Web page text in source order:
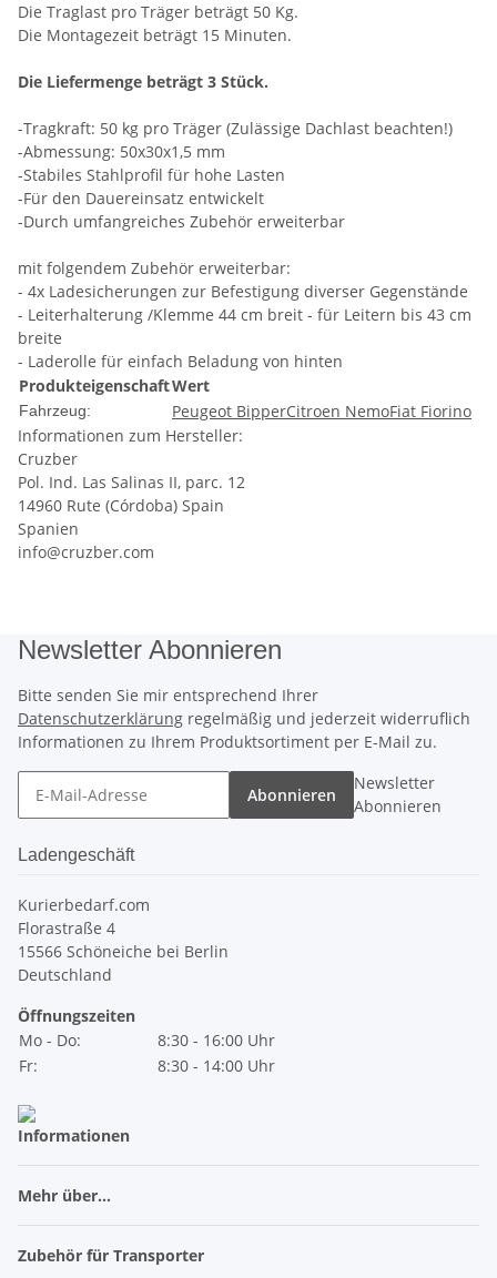
Die Traglast pro Träger beträgt 50 Kg.
Die Montagezeit beträgt 15 Minuten.
Die Liefermenge beträgt 3 Stück.
-Tragkraft: 50 kg pro Träger (Zulässige Dachlast beachten!)
-Abmessung: 50x30x1,5 mm
-Stabiles Stahlprofil für hohe Lasten
-Für den Dauereinsatz entwickelt
-Durch umfangreiches Zubehör erweiterbar
mit folgendem Zubehör erweiterbar:
- 4x Ladesicherungen zur Befestigung diverser Gegenstände
- Leiterhalterung /Klemme 44 cm breit - für Leitern bis 43 cm
breite
- Laderolle für einfach Beladung von hinten
ProdukteigenschaftWert
Fahrzeug: Peugeot BipperCitroen NemoFiat Fiorino
Informationen zum Hersteller:
Cruzber
Pol. Ind. Las Salinas II, parc. 12
14960 Rute (Córdoba) Spain
Spanien
info@cruzber.com
Newsletter Abonnieren
Bitte senden Sie mir entsprechend Ihrer
Datenschutzerklärung regelmäßig und jederzeit widerruflich
Informationen zu Ihrem Produktsortiment per E-Mail zu.
Abonnieren
Newsletter
Abonnieren
Ladengeschäft
Kurierbedarf.com
Florastraße 4
15566 Schöneiche bei Berlin
Deutschland
Öffnungszeiten
Mo - Do:
8:30 - 16:00 Uhr
Fr:
8:30 - 14:00 Uhr
Informationen
Mehr über...
Zubehör für Transporter